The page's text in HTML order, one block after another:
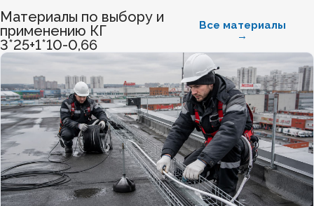
БЕЗГАЛОГЕННЫЙ Нет
СЕЧЕНИЕ ТПЖ 70
ОГНЕСТОЙКИЙ Нет
НАЛИЧИЕ ЭКРАНА Нет
Материалы по выбору и
применению КГ
3*25+1*10-0,66
Все материалы
→